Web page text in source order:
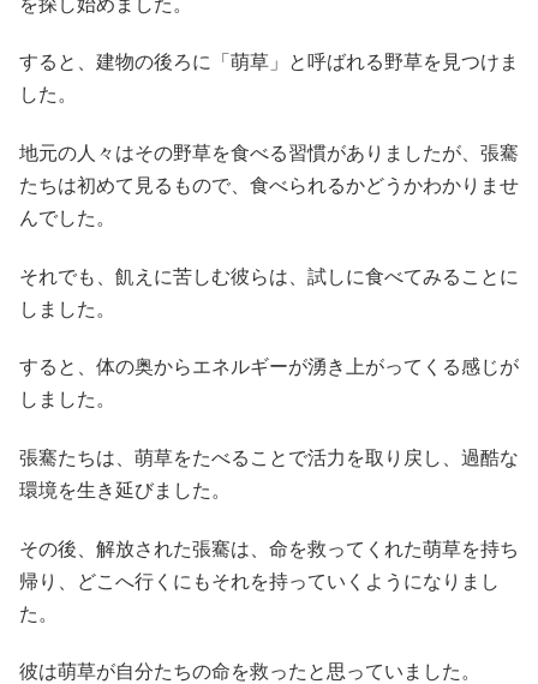
すると、建物の後ろに「萌草」と呼ばれる野草を見つけま
した。
地元の人々はその野草を食べる習慣がありましたが、張騫
たちは初めて見るもので、食べられるかどうかわかりませ
んでした。
それでも、飢えに苦しむ彼らは、試しに食べてみることに
しました。
すると、体の奥からエネルギーが湧き上がってくる感じが
しました。
張騫たちは、萌草をたべることで活力を取り戻し、過酷な
環境を生き延びました。
その後、解放された張騫は、命を救ってくれた萌草を持ち
帰り、どこへ行くにもそれを持っていくようになりまし
た。
彼は萌草が自分たちの命を救ったと思っていました。